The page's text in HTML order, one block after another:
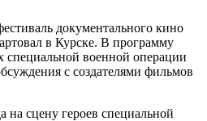
документального кино
в Курске. В программу
специальной военной операции
с создателями фильмов
на сцену героев специальной